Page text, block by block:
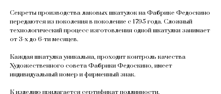
Секреты производства лаковых шкатулок на Фабрике Федоскино
передаются из поколения в поколение с 1795 года. Сложный
технологический процесс изготовления одной шкатулки занимает
от 3-х до 6-ти месяцев.
Каждая шкатулка уникальна, проходит контроль качества
Художественного совета Фабрики Федоскино, имеет
индивидуальный номер и фирменный знак.
К изделию прилагается сертификат подлинности.